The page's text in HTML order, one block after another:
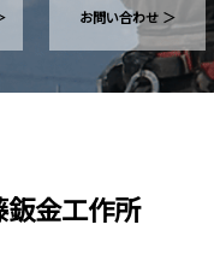
お問い合わせ ＞
金工作所